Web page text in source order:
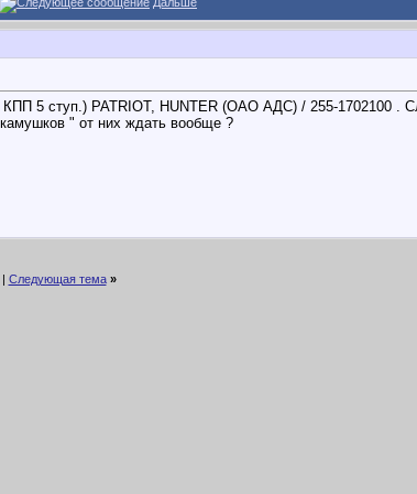
5 ступ.) PATRIOT, HUNTER (ОАО АДС) / 255-1702100 .
" от них ждать вообще ?
Следующая тема »